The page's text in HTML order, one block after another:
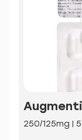
250/125mg |